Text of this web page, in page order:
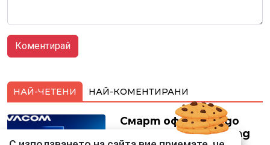
НАЙ-ЧЕТЕНИ НАЙ-КОМЕНТИРАНИ
Смарт оферти с до
90% отстъпка за над